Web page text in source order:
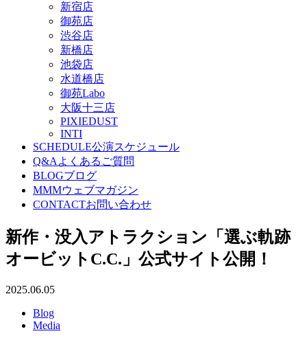
新宿店
御苑店
渋谷店
新橋店
池袋店
水道橋店
御苑Labo
大阪十三店
PIXIEDUST
INTI
SCHEDULE公演スケジュール
Q&A よくあるご質問
BLOGブログ
MMMウェブマガジン
CONTACTお問い合わせ
新作・没入アトラクション「選ぶ軌跡
オービットC.C.」公式サイト公開！
2025.06.05
Blog
Media